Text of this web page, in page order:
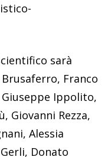
sarà
Franco
Ippolito,
Giovanni Rezza,
Alessia
Donato